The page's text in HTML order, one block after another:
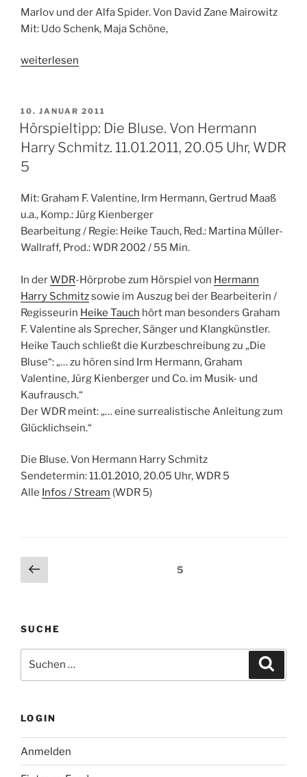
Marlov und der Alfa Spider. Von David Zane Mairowitz
Mit: Udo Schenk, Maja Schöne,
„Hörspieltipp:
der
Alfa
Spider.
Von
David
Zane
Mairowitz,
WDR
5,
weiterlesen
VERÖFFENTLICHT
AM
10. JANUAR 2011
Hörspieltipp: Die Bluse. Von Hermann
Harry Schmitz. 11.01.2011, 20.05 Uhr, WDR
5
Mit: Graham F. Valentine, Irm Hermann, Gertrud Maaß
u.a., Komp.: Jürg Kienberger
Bearbeitung / Regie: Heike Tauch, Red.: Martina Müller-
Wallraff, Prod.: WDR 2002 / 55 Min.
In derWDR-Hörprobe zum Hörspiel von Hermann
Harry Schmitzsowie im Auszug bei der Bearbeiterin /
Regisseurin Heike Tauch hört man besonders Graham
F. Valentine als Sprecher, Sänger und Klangkünstler.
Heike Tauch schließt die Kurzbeschreibung zu „Die
Bluse“: „… zu hören sind Irm Hermann, Graham
Valentine, Jürg Kienberger und Co. im Musik- und
Kaufrausch.“
Der WDR meint: „… eine surrealistische Anleitung zum
Glücklichsein.“
Die Bluse. Von Hermann Harry Schmitz
Sendetermin: 11.01.2010, 20.05 Uhr, WDR 5
Alle Infos / Stream (WDR 5)
Seitennummerierung
der
Vorherige
Seite
Seite5
SUCHE
nach:
LOGIN
Anmelden